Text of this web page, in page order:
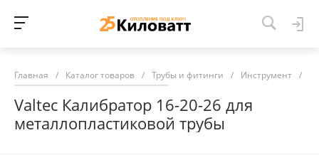
Главная / Каталог товаров / Трубы и фитинги / Инструмент /
Valtec Калибратор 16-20-26 для
металлопластиковой трубы